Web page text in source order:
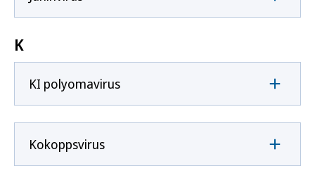
K
KI polyomavirus
Kokoppsvirus